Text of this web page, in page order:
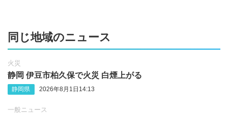
同じ地域のニュース
火災
静岡 伊豆市柏久保で火災 白煙上がる
静岡県 2026年8月1日14:13
一般ニュース